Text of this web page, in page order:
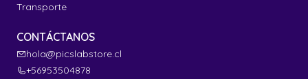
Transporte
CONTÁCTANOS
hola@picslabstore.cl
+56953504878